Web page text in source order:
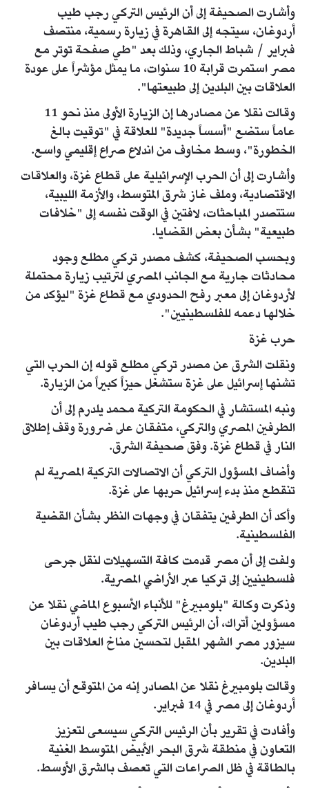
وأشارت الصحيفة إلى أن الرئيس التركي رجب طيب
أردوغان، سيتجه إلى القاهرة في زيارة رسمية، منتصف
فبراير / شباط الجاري، وذلك بعد "طي صفحة توتر مع
مصر استمرت قرابة 10 سنوات، ما يمثل مؤشراً على عودة
العلاقات بين البلدين إلى طبيعتها".
وقالت نقلا عن مصادرها إن الزيارة الأولى منذ نحو 11
عاماً ستضع "أسساً جديدة" للعلاقة في "توقيت بالغ
الخطورة"، وسط مخاوف من اندلاع صراع إقليمي واسع.
وأشارت إلى أن الحرب الإسرائيلية على قطاع غزة، والعلاقات
الاقتصادية، وملف غاز شرق المتوسط، والأزمة الليبية،
ستتصدر المباحثات، لافتين في الوقت نفسه إلى "خلافات
طبيعية" بشأن بعض القضايا.
وبحسب الصحيفة، كشف مصدر تركي مطلع وجود
محادثات جارية مع الجانب المصري لترتيب زيارة محتملة
لأردوغان إلى معبر رفح الحدودي مع قطاع غزة "ليؤكد من
خلالها دعمه للفلسطينيين".
حرب غزة
ونقلت الشرق عن مصدر تركي مطلع قوله إن الحرب التي
تشنها إسرائيل على غزة ستشغل حيزاً كبيراً من الزيارة.
ونبه المستشار في الحكومة التركية محمد يلدرم إلى أن
الطرفين المصري والتركي، متفقان على ضرورة وقف إطلاق
النار في قطاع غزة. وفق صحيفة الشرق.
وأضاف المسؤول التركي أن الاتصالات التركية المصرية لم
تنقطع منذ بدء إسرائيل حربها على غزة.
وأكد أن الطرفين يتفقان في وجهات النظر بشأن القضية
الفلسطينية.
ولفت إلى أن مصر قدمت كافة التسهيلات لنقل جرحى
فلسطينيين إلى تركيا عبر الأراضي المصرية.
وذكرت وكالة "بلومبيرغ" للأنباء الأسبوع الماضي نقلا عن
مسؤولين أتراك، أن الرئيس التركي رجب طيب أردوغان
سيزور مصر الشهر المقبل لتحسين مناخ العلاقات بين
البلدين.
وقالت بلومبيرغ نقلا عن المصادر إنه من المتوقع أن يسافر
أردوغان إلى مصر في 14 فبراير.
وأفادت في تقرير بأن الرئيس التركي سيسعى لتعزيز
التعاون في منطقة شرق البحر الأبيض المتوسط الغنية
بالطاقة في ظل الصراعات التي تعصف بالشرق الأوسط.